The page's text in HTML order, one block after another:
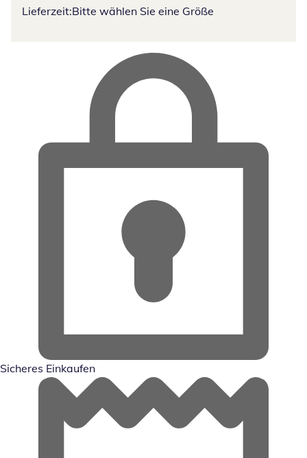
Lieferzeit:Bitte wählen Sie eine Größe
Sicheres Einkaufen